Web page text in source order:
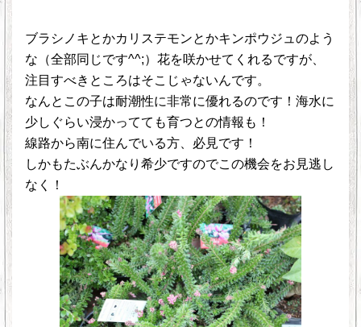
ブラシノキとかカリステモンとかキンポウジュのよう
な（全部同じです^^;）花を咲かせてくれるですが、
注目すべきところはそこじゃないんです。
なんとこの子は耐潮性に非常に優れるのです！海水に
少しぐらい浸かってても育つとの情報も！
線路から南に住んでいる方、必見です！
しかもたぶんかなり希少ですのでこの機会をお見逃し
なく！